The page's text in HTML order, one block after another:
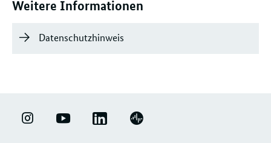
Weitere Informationen
Datenschutzhinweis
ERFOLGSFAKTOR
YOUTUBE LINKEDIN PODIGEE